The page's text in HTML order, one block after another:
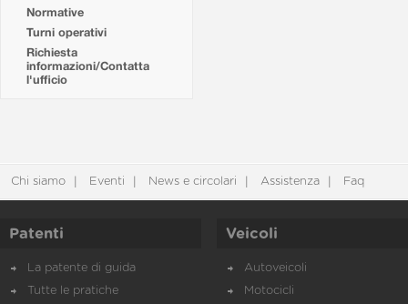
Normative
Turni operativi
Richiesta
informazioni/Contatta
l'ufficio
Chi siamo Eventi News e circolari Assistenza Faq
Patenti
La patente di guida
Tutte le pratiche
Veicoli
Autoveicoli
Motocicli